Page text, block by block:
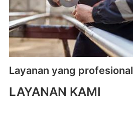
Layanan yang profesional
LAYANAN KAMI